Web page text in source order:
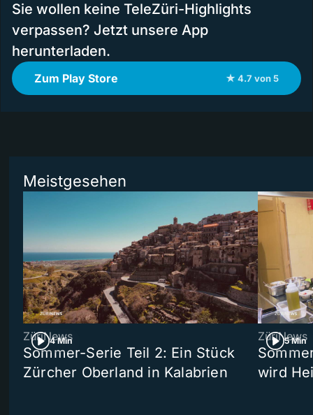
Sie wollen keine TeleZüri-Highlights
verpassen? Jetzt unsere App
herunterladen.
Zum Play Store ★ 4.7 von 5
Meistgesehen
4 Min
ZüriNews
Sommer-Serie Teil 2: Ein Stück
Zürcher Oberland in Kalabrien
5 Min
ZüriNews
wird